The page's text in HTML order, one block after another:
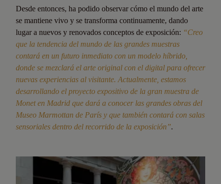
Desde entonces, ha podido observar cómo el mundo del arte
se mantiene vivo y se transforma continuamente, dando
lugar a nuevos y renovados conceptos de exposición: “Creo
que la tendencia del mundo de las grandes muestras
contará en un futuro inmediato con un modelo híbrido,
donde se mezclará el arte original con el digital para ofrecer
nuevas experiencias al visitante. Actualmente, estamos
desarrollando el proyecto expositivo de la gran muestra de
Monet en Madrid que dará a conocer las grandes obras del
Museo Marmottan de París y que también contará con salas
sensoriales dentro del recorrido de la exposición”.